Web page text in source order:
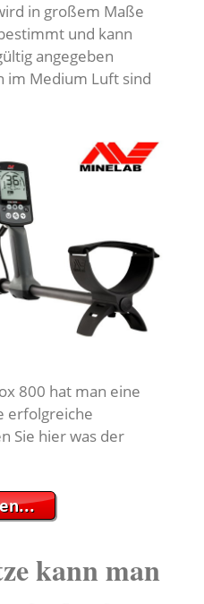
in großem Maße
und kann
angegeben
im Medium Luft sind
800 hat man eine
erfolgreiche
Sie hier was der
kann man